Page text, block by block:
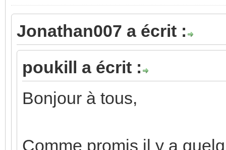
Jonathan007 a écrit :
poukill a écrit :
Bonjour à tous,
Comme promis il y a